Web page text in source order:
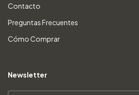
Contacto
Preguntas Frecuentes
Cómo Comprar
Newsletter